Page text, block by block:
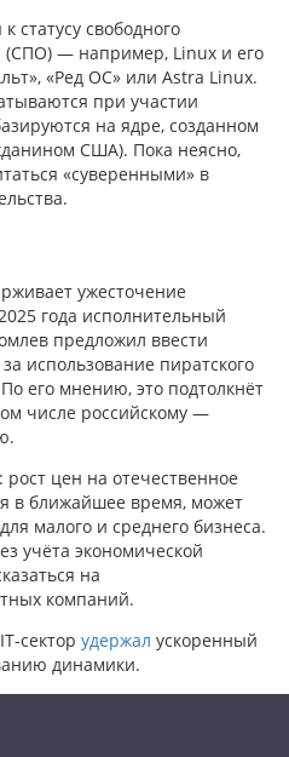
статусу свободного
(СПО) — например, Linux и его
«Ред ОС» или Astra Linux.
при участии
на ядре, созданном
США). Пока неясно,
«суверенными» в
ужесточение
года исполнительный
предложил ввести
использование пиратского
его мнению, это подтолкнёт
числе российскому —
цен на отечественное
в ближайшее время, может
малого и среднего бизнеса.
учёта экономической
на
компаний.
сектор удержал ускоренный
динамики.